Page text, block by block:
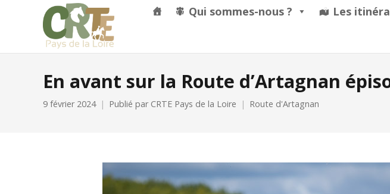
Qui sommes-nous ? Les
En avant sur la Route d’Artagnan
9 février 2024 Publié par CRTE Pays de la Loire Route d'Artagnan